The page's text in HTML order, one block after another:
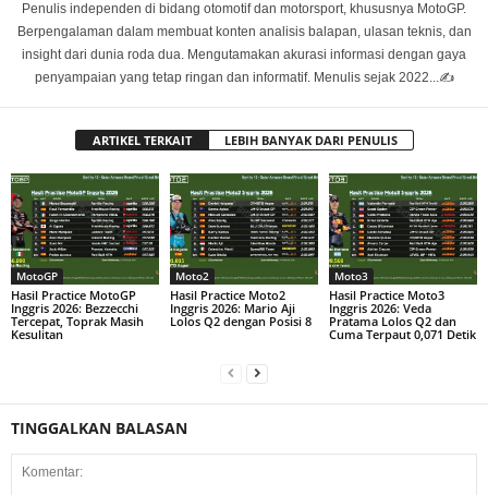
Penulis independen di bidang otomotif dan motorsport, khususnya MotoGP.
Berpengalaman dalam membuat konten analisis balapan, ulasan teknis, dan
insight dari dunia roda dua. Mengutamakan akurasi informasi dengan gaya
penyampaian yang tetap ringan dan informatif. Menulis sejak 2022...✍️
ARTIKEL TERKAIT LEBIH BANYAK DARI PENULIS
MotoGP
Hasil Practice MotoGP
Inggris 2026: Bezzecchi
Tercepat, Toprak Masih
Kesulitan
Moto2
Hasil Practice Moto2
Inggris 2026: Mario Aji
Lolos Q2 dengan Posisi 8
Moto3
Hasil Practice Moto3
Inggris 2026: Veda
Pratama Lolos Q2 dan
Cuma Terpaut 0,071 Detik
TINGGALKAN BALASAN